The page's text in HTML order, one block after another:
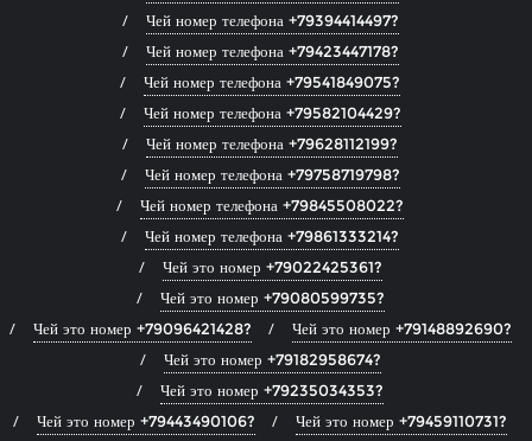
Чей номер телефона +79394414497?
Чей номер телефона +79423447178?
Чей номер телефона +79541849075?
Чей номер телефона +79582104429?
Чей номер телефона +79628112199?
Чей номер телефона +79758719798?
Чей номер телефона +79845508022?
Чей номер телефона +79861333214?
Чей это номер +79022425361?
Чей это номер +79080599735?
Чей это номер +79096421428?
Чей это номер +79148892690?
Чей это номер +79182958674?
Чей это номер +79235034353?
Чей это номер +79443490106?
Чей это номер +79459110731?